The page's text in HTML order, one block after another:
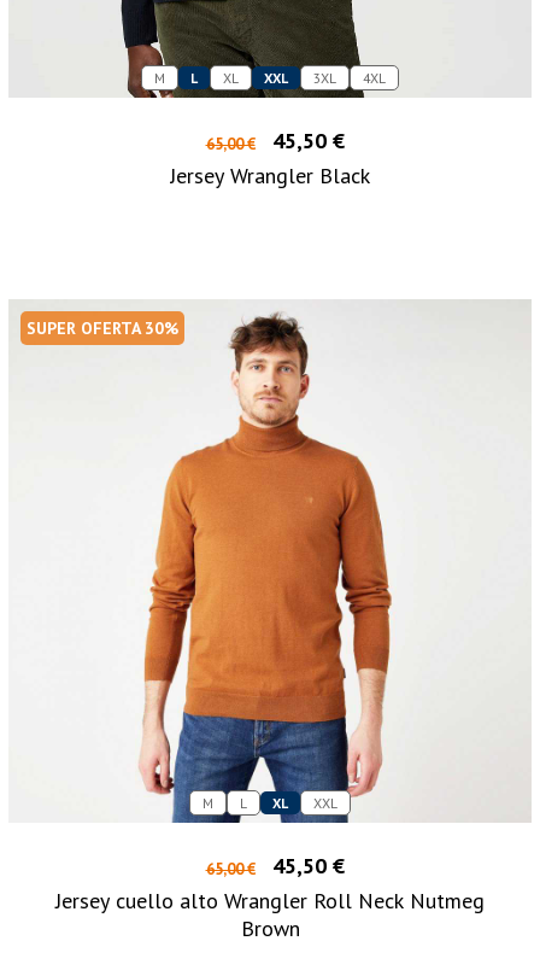
M L XL XXL 3XL 4XL
65,00 €
45,50 €
Jersey Wrangler Black
SUPER OFERTA 30%
M L XL XXL
65,00 €
45,50 €
Jersey cuello alto Wrangler Roll Neck Nutmeg
Brown